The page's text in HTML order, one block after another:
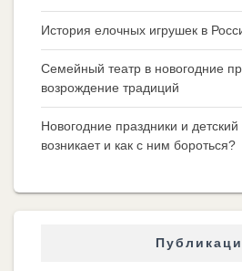
История елочных игрушек в
Семейный театр в новогодние
возрождение традиций
Новогодние праздники и
возникает и как с ним бороться?